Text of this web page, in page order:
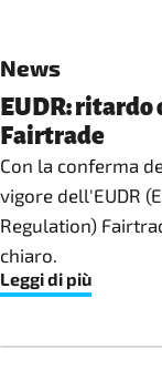
News
EUDR: ritardo
Fairtrade
Con la conferma
vigore dell'EUDR
Regulation)
chiaro.
Leggi di più